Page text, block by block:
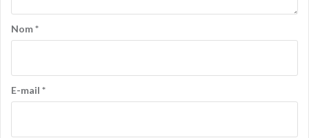
Nom*
E-mail *